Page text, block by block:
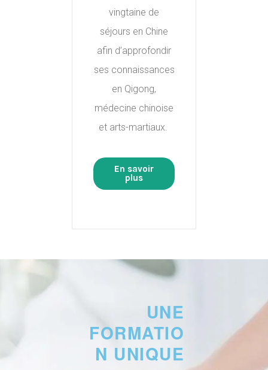
vingtaine de
séjours en Chine
afin d’approfondir
ses connaissances
en Qigong,
médecine chinoise
et arts-martiaux.
En savoir
plus
UNE
FORMATIO
N UNIQUE